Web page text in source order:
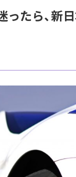
ったら、